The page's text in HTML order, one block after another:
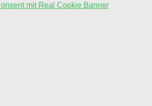
mit Real Cookie Banner